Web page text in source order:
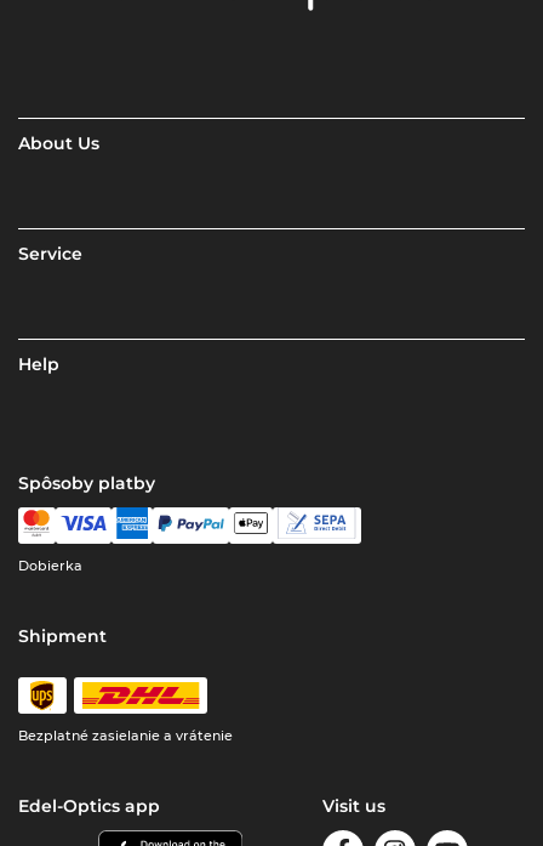
About Us
Service
Help
Spôsoby platby
Dobierka
Shipment
Bezplatné zasielanie a vrátenie
Edel-Optics app Visit us